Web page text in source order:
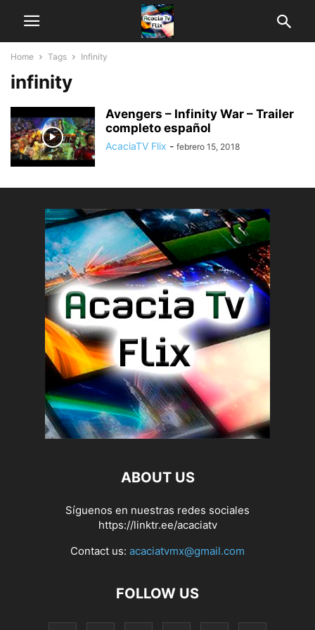
Home Tags Infinity
infinity
Avengers – Infinity War – Trailer
completo español
AcaciaTV Flix - febrero 15, 2018
ABOUT US
Síguenos en nuestras redes sociales
https://linktr.ee/acaciatv
Contact us: acaciatvmx@gmail.com
FOLLOW US